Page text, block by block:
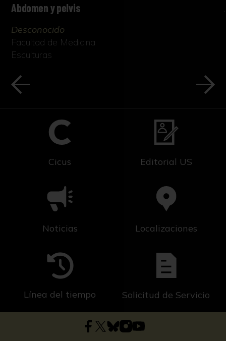
Abdomen y pelvis
Desconocido
Facultad de Medicina
Esculturas
Cicus Editorial US
Noticias Localizaciones
Línea del tiempo Solicitud de Servicio